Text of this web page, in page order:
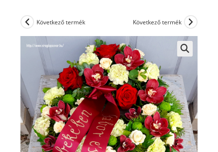
Következő termék Következő termék